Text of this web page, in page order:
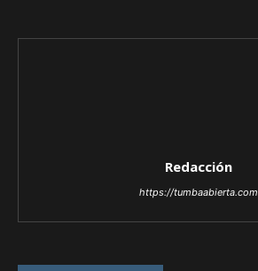
Redacción
https://tumbaabierta.com